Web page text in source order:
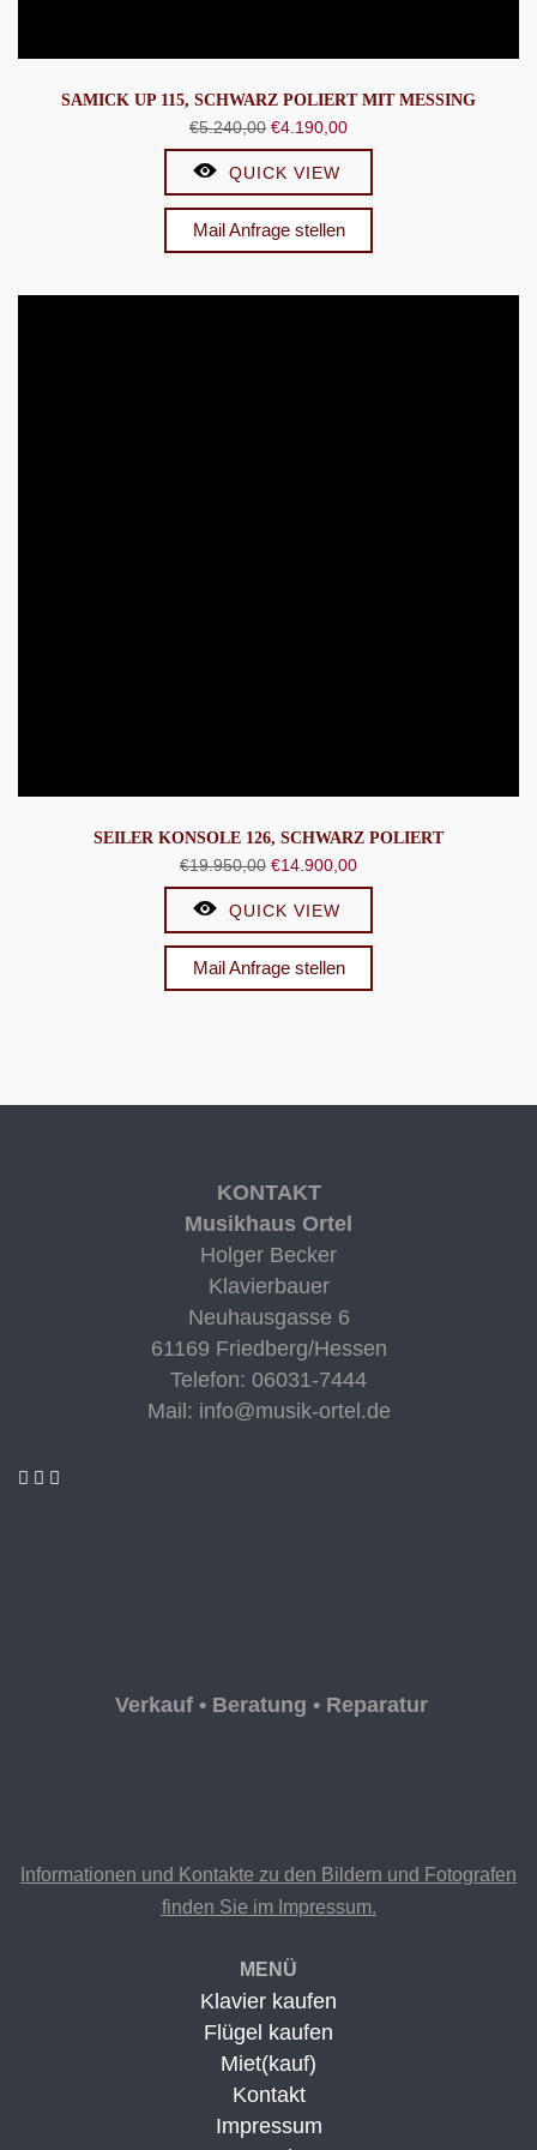
SAMICK UP 115, SCHWARZ POLIERT MIT MESSING
€5.240,00 Ursprünglicher
Preis
war:
€5.240,00
€4.190,00Aktueller
Preis
€4.190,00.
QUICK VIEW
Mail Anfrage stellen
SEILER KONSOLE 126, SCHWARZ POLIERT
€19.950,00 Ursprünglicher
Preis
war:
€19.950,00
€14.900,00Aktueller
Preis
€14.900,00.
QUICK VIEW
Mail Anfrage stellen
KONTAKT
Musikhaus Ortel
Holger Becker
Klavierbauer
Neuhausgasse 6
61169 Friedberg/Hessen
Telefon: 06031-7444
Mail: info@musik-ortel.de
Verkauf • Beratung • Reparatur
Informationen und Kontakte zu den Bildern und Fotografen
finden Sie im Impressum.
MENÜ
Klavier kaufen
Flügel kaufen
Miet(kauf)
Kontakt
Impressum